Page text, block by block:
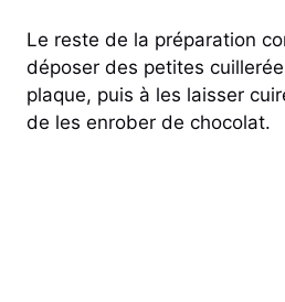
Le reste de la préparation
déposer des petites
plaque, puis à les laisser
de les enrober de chocolat.